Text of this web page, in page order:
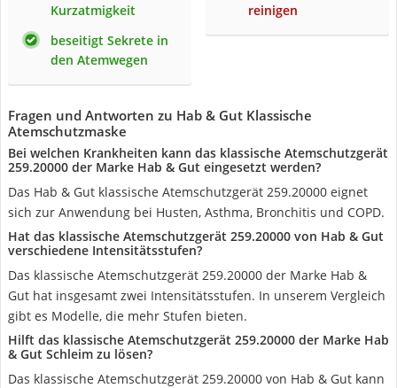
Kurzatmigkeit
beseitigt Sekrete in
den Atemwegen
reinigen
Fragen und Antworten zu Hab & Gut Klassische
Atemschutzmaske
Bei welchen Krankheiten kann das klassische Atemschutzgerät
259.20000 der Marke Hab & Gut eingesetzt werden?
Das Hab & Gut klassische Atemschutzgerät 259.20000 eignet
sich zur Anwendung bei Husten, Asthma, Bronchitis und COPD.
Hat das klassische Atemschutzgerät 259.20000 von Hab & Gut
verschiedene Intensitätsstufen?
Das klassische Atemschutzgerät 259.20000 der Marke Hab &
Gut hat insgesamt zwei Intensitätsstufen. In unserem Vergleich
gibt es Modelle, die mehr Stufen bieten.
Hilft das klassische Atemschutzgerät 259.20000 der Marke Hab
& Gut Schleim zu lösen?
Das klassische Atemschutzgerät 259.20000 von Hab & Gut kann